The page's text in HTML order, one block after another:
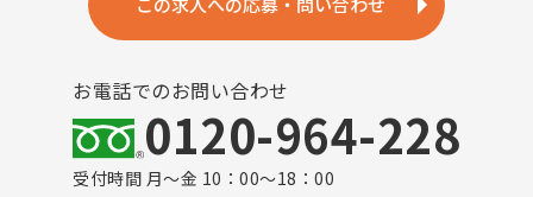
お電話でのお問い合わせ
0120-964-228
受付時間 月～金 10：00～18：00